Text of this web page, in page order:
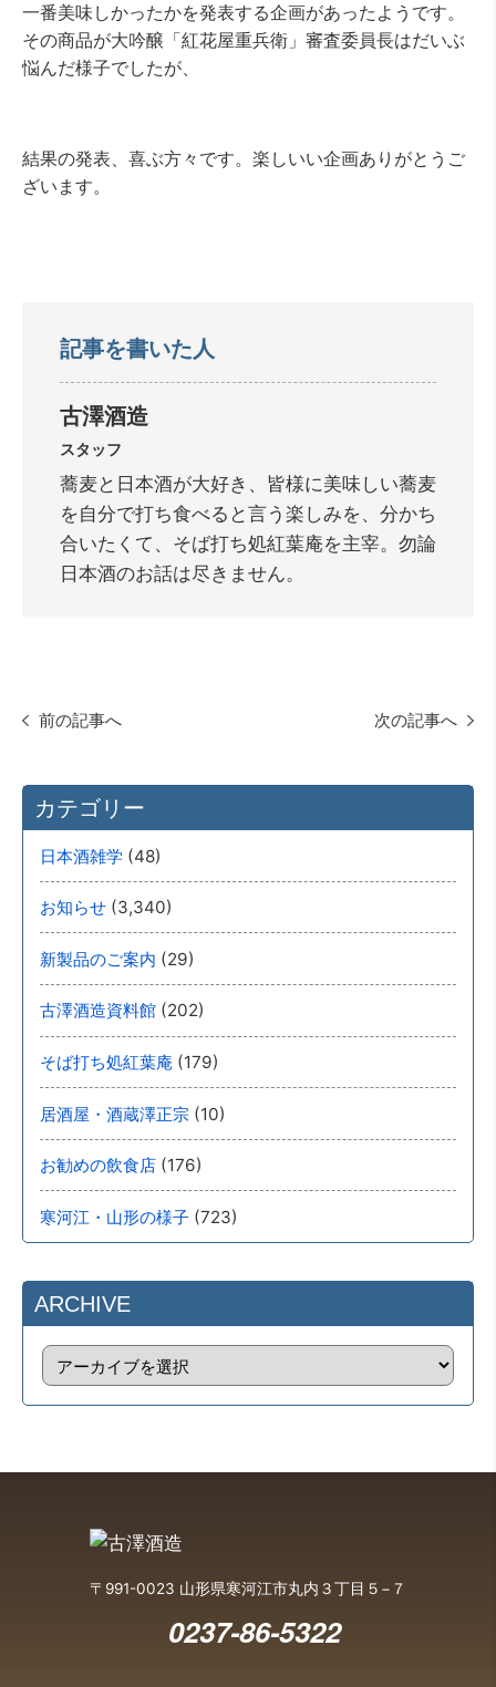
一番美味しかったかを発表する企画があったようです。
その商品が大吟醸「紅花屋重兵衛」審査委員長はだいぶ
悩んだ様子でしたが、
結果の発表、喜ぶ方々です。楽しいい企画ありがとうご
ざいます。
記事を書いた人
古澤酒造
スタッフ
蕎麦と日本酒が大好き、皆様に美味しい蕎麦
を自分で打ち食べると言う楽しみを、分かち
合いたくて、そば打ち処紅葉庵を主宰。勿論
日本酒のお話は尽きません。
前の記事へ 次の記事へ
カテゴリー
日本酒雑学 (48)
お知らせ (3,340)
新製品のご案内 (29)
古澤酒造資料館 (202)
そば打ち処紅葉庵 (179)
居酒屋・酒蔵澤正宗 (10)
お勧めの飲食店 (176)
寒河江・山形の様子 (723)
ARCHIVE
〒991-0023 山形県寒河江市丸内３丁目５−７
0237-86-5322